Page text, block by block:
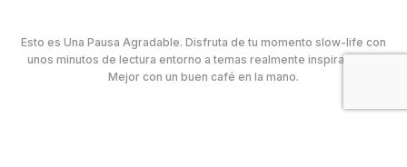
Esto es Una Pausa Agradable. Disfruta de tu momento slow-life con
unos minutos de lectura entorno a temas realmente inspiradores.
Mejor con un buen café en la mano.